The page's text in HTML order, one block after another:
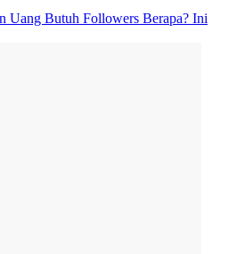
Uang Butuh Followers Berapa? Ini